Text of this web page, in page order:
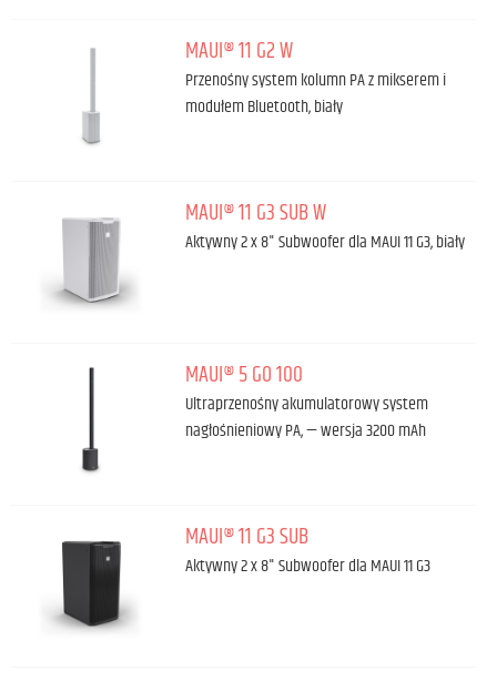
MAUI® 11 G2 W
Przenośny system kolumn PA z mikserem i
modułem Bluetooth, biały
MAUI® 11 G3 SUB W
Aktywny 2 x 8" Subwoofer dla MAUI 11 G3, biały
MAUI® 5 GO 100
Ultraprzenośny akumulatorowy system
nagłośnieniowy PA, — wersja 3200 mAh
MAUI® 11 G3 SUB
Aktywny 2 x 8" Subwoofer dla MAUI 11 G3